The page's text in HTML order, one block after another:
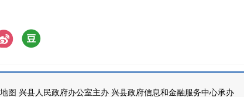
图 兴县人民政府办公室主办 兴县政府信息和金融服务中心承办